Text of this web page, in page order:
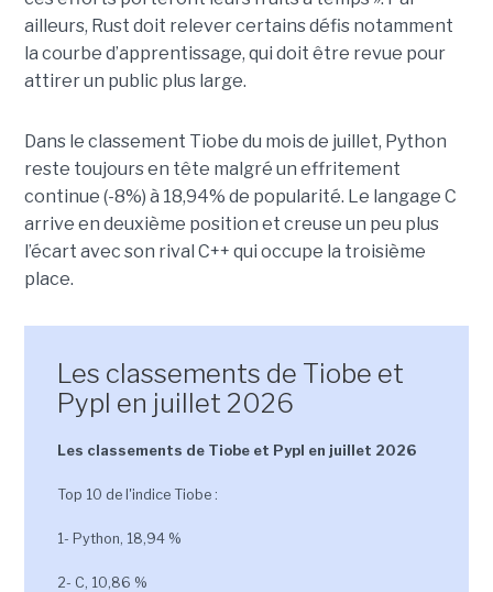
ailleurs, Rust doit relever certains défis notamment
la courbe d’apprentissage, qui doit être revue pour
attirer un public plus large.
Dans le classement Tiobe du mois de juillet, Python
reste toujours en tête malgré un effritement
continue (-8%) à 18,94% de popularité. Le langage C
arrive en deuxième position et creuse un peu plus
l’écart avec son rival C++ qui occupe la troisième
place.
Les classements de Tiobe et
Pypl en juillet 2026
Les classements de Tiobe et Pypl en juillet 2026
Top 10 de l'indice Tiobe :
1- Python, 18,94 %
2- C, 10,86 %